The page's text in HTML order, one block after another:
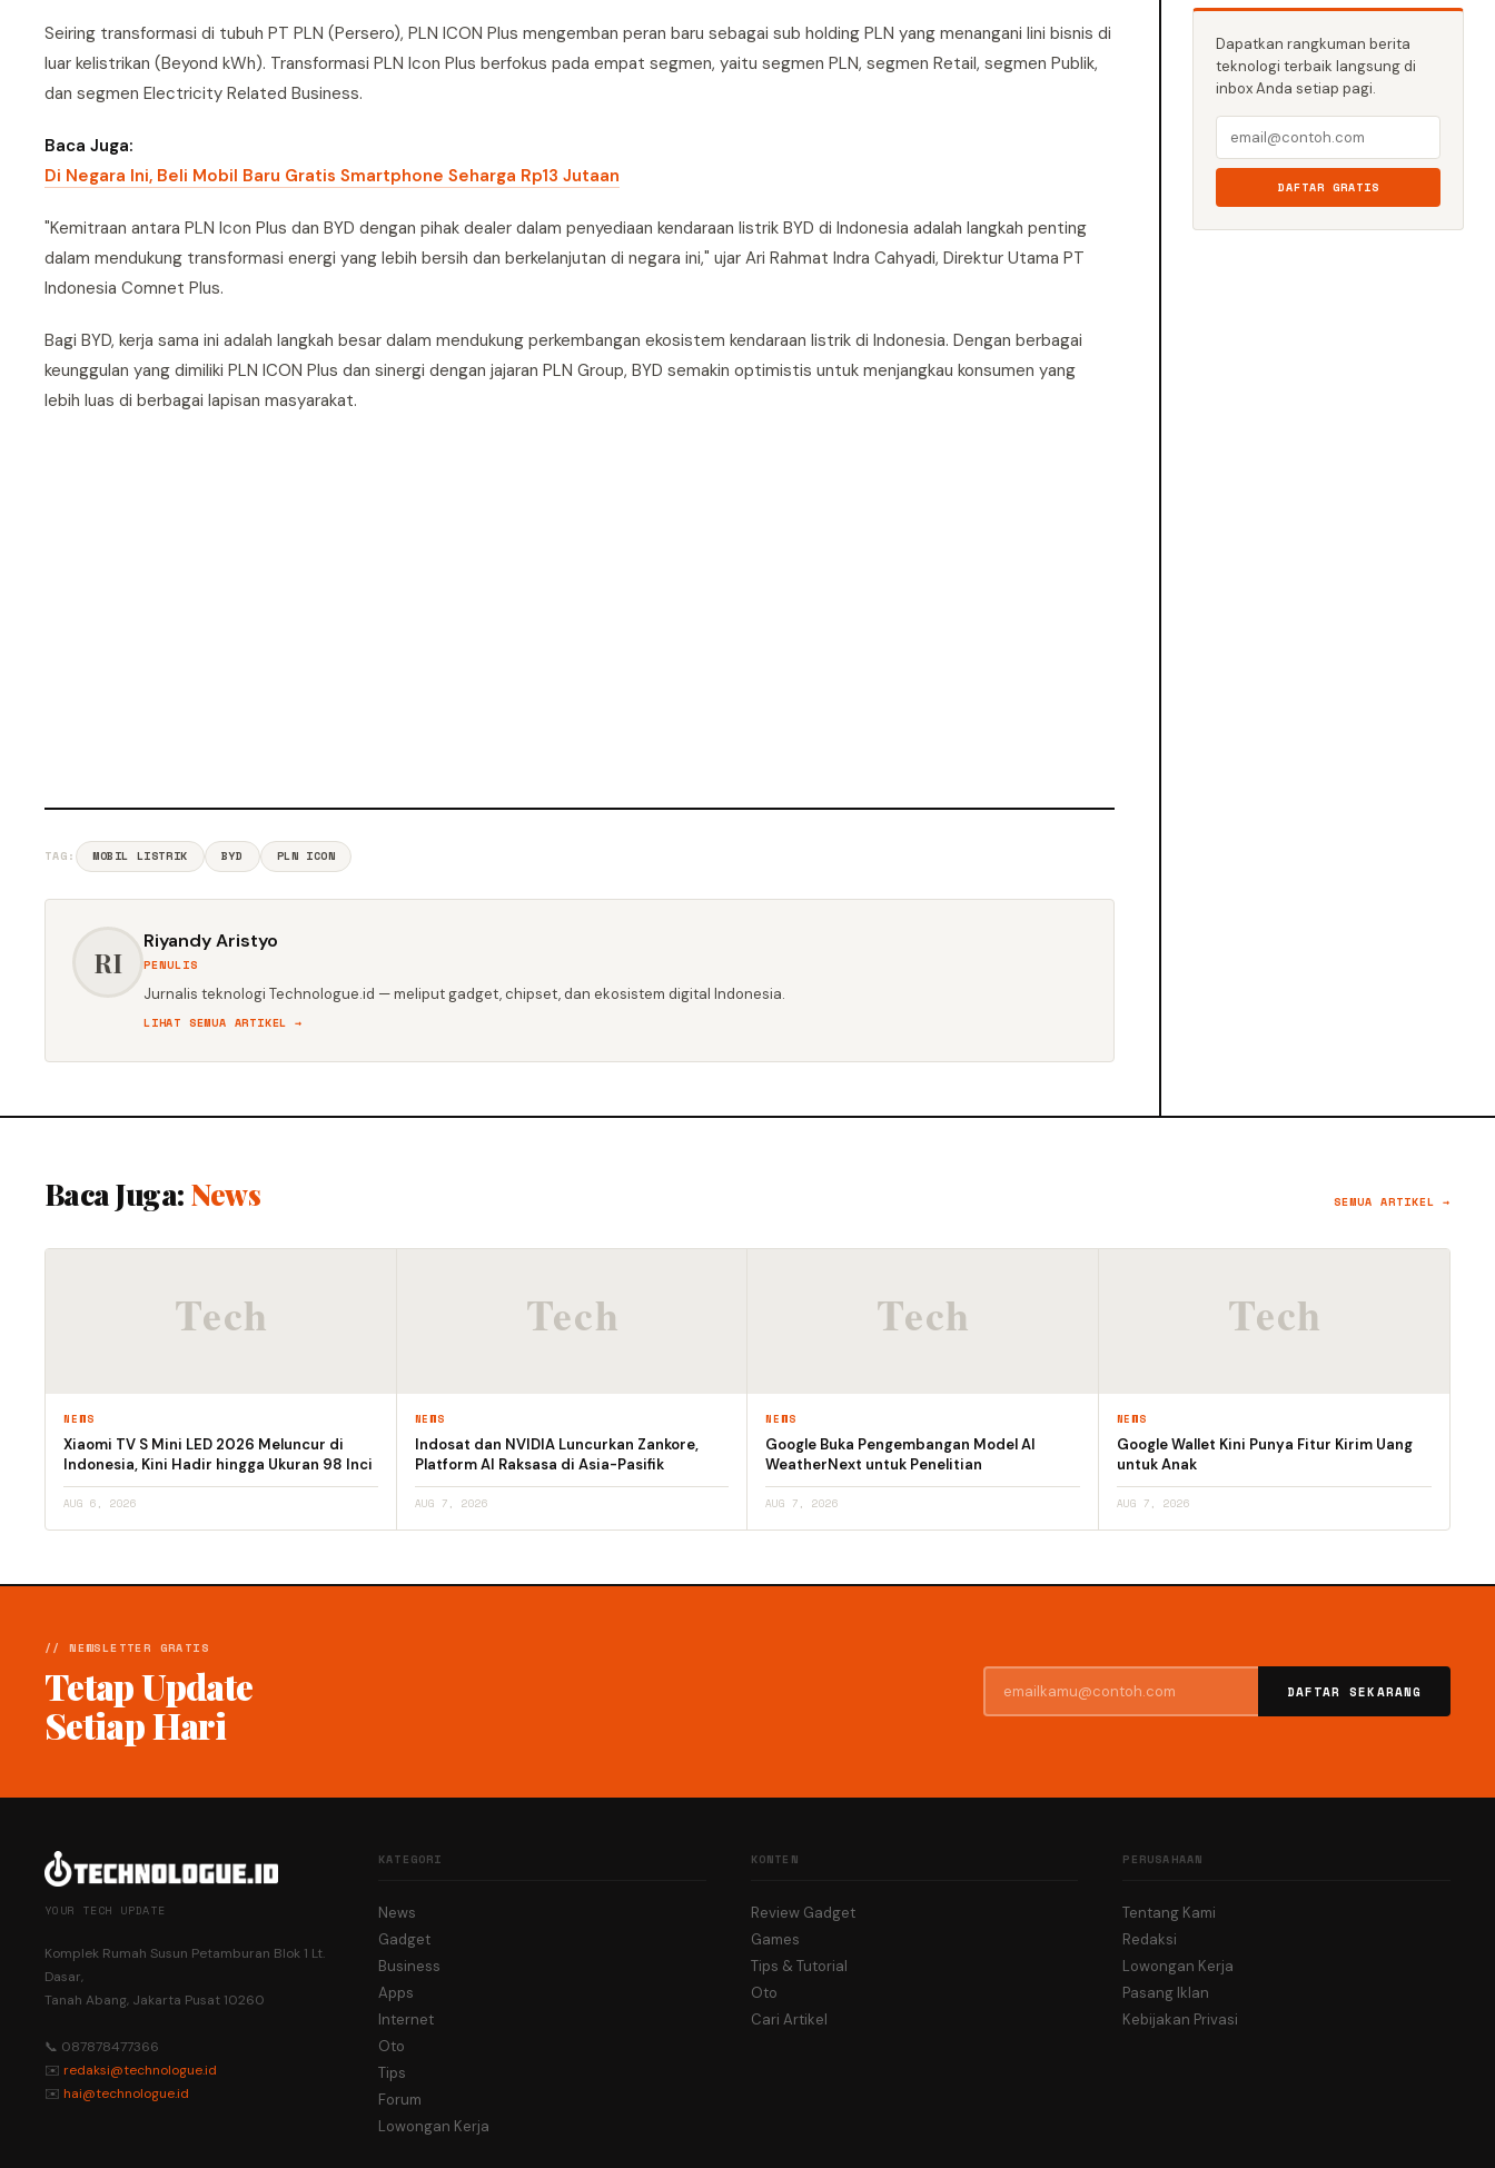
Seiring transformasi di tubuh PT PLN (Persero), PLN ICON Plus mengemban peran baru sebagai sub holding PLN yang menangani lini bisnis di
luar kelistrikan (Beyond kWh). Transformasi PLN Icon Plus berfokus pada empat segmen, yaitu segmen PLN, segmen Retail, segmen Publik,
dan segmen Electricity Related Business.
Baca Juga:
Di Negara Ini, Beli Mobil Baru Gratis Smartphone Seharga Rp13 Jutaan
"Kemitraan antara PLN Icon Plus dan BYD dengan pihak dealer dalam penyediaan kendaraan listrik BYD di Indonesia adalah langkah penting
dalam mendukung transformasi energi yang lebih bersih dan berkelanjutan di negara ini," ujar Ari Rahmat Indra Cahyadi, Direktur Utama PT
Indonesia Comnet Plus.
Bagi BYD, kerja sama ini adalah langkah besar dalam mendukung perkembangan ekosistem kendaraan listrik di Indonesia. Dengan berbagai
keunggulan yang dimiliki PLN ICON Plus dan sinergi dengan jajaran PLN Group, BYD semakin optimistis untuk menjangkau konsumen yang
lebih luas di berbagai lapisan masyarakat.
TAG: MOBIL LISTRIK BYD PLN ICON
RI
Riyandy Aristyo
PENULIS
Jurnalis teknologi Technologue.id — meliput gadget, chipset, dan ekosistem digital Indonesia.
LIHAT SEMUA ARTIKEL →
Dapatkan rangkuman berita
teknologi terbaik langsung di
inbox Anda setiap pagi.
DAFTAR GRATIS
Baca Juga: News SEMUA ARTIKEL →
NEWS
Xiaomi TV S Mini LED 2026 Meluncur di
Indonesia, Kini Hadir hingga Ukuran 98 Inci
AUG 6, 2026
NEWS
Indosat dan NVIDIA Luncurkan Zankore,
Platform AI Raksasa di Asia-Pasifik
AUG 7, 2026
NEWS
Google Buka Pengembangan Model AI
WeatherNext untuk Penelitian
AUG 7, 2026
NEWS
Google Wallet Kini Punya Fitur Kirim Uang
untuk Anak
AUG 7, 2026
// NEWSLETTER GRATIS
Tetap Update
Setiap Hari
DAFTAR SEKARANG
YOUR TECH UPDATE
Komplek Rumah Susun Petamburan Blok 1 Lt.
Dasar,
Tanah Abang, Jakarta Pusat 10260
📞 087878477366
✉️ redaksi@technologue.id
✉️ hai@technologue.id
KATEGORI
News
Gadget
Business
Apps
Internet
Oto
Tips
Forum
Lowongan Kerja
KONTEN
Review Gadget
Games
Tips & Tutorial
Oto
Cari Artikel
PERUSAHAAN
Tentang Kami
Redaksi
Lowongan Kerja
Pasang Iklan
Kebijakan Privasi